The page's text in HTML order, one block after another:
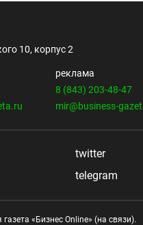
10, корпус 2
реклама
8 (843) 203-48-47
mir@business-
twitter
telegram
«Бизнес Online» (на связи).